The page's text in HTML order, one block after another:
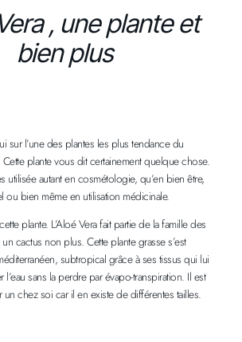
, une plante et
bien plus
sur l’une des plantes les plus tendance du
Cette plante vous dit certainement quelque chose.
utilisée autant en cosmétologie, qu’en bien être,
ou bien même en utilisation médicinale.
plante. L’Aloé Vera fait partie de la famille des
un cactus non plus. Cette plante grasse s’est
subtropical grâce à ses tissus qui lui
sans la perdre par évapo-transpiration. Il est
un chez soi car il en existe de différentes tailles.